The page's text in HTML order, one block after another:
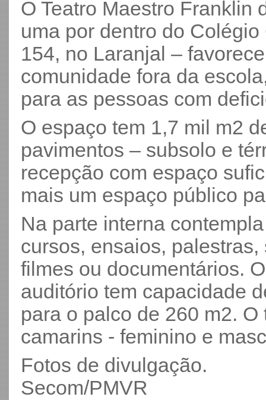
O Teatro Maestro Franklin
uma por dentro do
154, no Laranjal –
comunidade fora da
para as pessoas com
O espaço tem 1,7 mil m2
pavimentos – subsolo e
recepção com espaço
mais um espaço público
Na parte interna
cursos, ensaios,
filmes ou documentários.
auditório tem capacidade
para o palco de 260 m2.
camarins - feminino e
Fotos de divulgação.
Secom/PMVR